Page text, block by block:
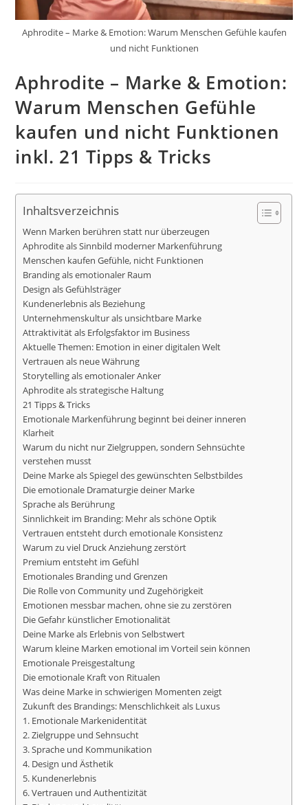
Aphrodite – Marke & Emotion: Warum Menschen Gefühle kaufen
und nicht Funktionen
Aphrodite – Marke & Emotion:
Warum Menschen Gefühle
kaufen und nicht Funktionen
inkl. 21 Tipps & Tricks
Inhaltsverzeichnis
Wenn Marken berühren statt nur überzeugen
Aphrodite als Sinnbild moderner Markenführung
Menschen kaufen Gefühle, nicht Funktionen
Branding als emotionaler Raum
Design als Gefühlsträger
Kundenerlebnis als Beziehung
Unternehmenskultur als unsichtbare Marke
Attraktivität als Erfolgsfaktor im Business
Aktuelle Themen: Emotion in einer digitalen Welt
Vertrauen als neue Währung
Storytelling als emotionaler Anker
Aphrodite als strategische Haltung
21 Tipps & Tricks
Emotionale Markenführung beginnt bei deiner inneren
Klarheit
Warum du nicht nur Zielgruppen, sondern Sehnsüchte
verstehen musst
Deine Marke als Spiegel des gewünschten Selbstbildes
Die emotionale Dramaturgie deiner Marke
Sprache als Berührung
Sinnlichkeit im Branding: Mehr als schöne Optik
Vertrauen entsteht durch emotionale Konsistenz
Warum zu viel Druck Anziehung zerstört
Premium entsteht im Gefühl
Emotionales Branding und Grenzen
Die Rolle von Community und Zugehörigkeit
Emotionen messbar machen, ohne sie zu zerstören
Die Gefahr künstlicher Emotionalität
Deine Marke als Erlebnis von Selbstwert
Warum kleine Marken emotional im Vorteil sein können
Emotionale Preisgestaltung
Die emotionale Kraft von Ritualen
Was deine Marke in schwierigen Momenten zeigt
Zukunft des Brandings: Menschlichkeit als Luxus
1. Emotionale Markenidentität
2. Zielgruppe und Sehnsucht
3. Sprache und Kommunikation
4. Design und Ästhetik
5. Kundenerlebnis
6. Vertrauen und Authentizität